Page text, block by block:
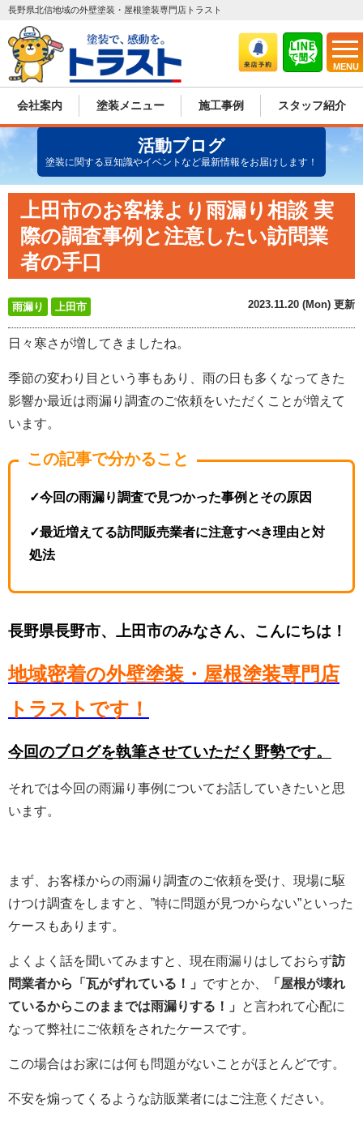
MENU
長野県北信地域の外壁塗装・屋根塗装専門店トラスト
会社案内 塗装メニュー 施工事例 スタッフ紹介
活動ブログ
塗装に関する豆知識やイベントなど最新情報をお届けします！
上田市のお客様より雨漏り相談 実
際の調査事例と注意したい訪問業
者の手口
雨漏り 上田市 2023.11.20 (Mon) 更新
日々寒さが増してきましたね。
季節の変わり目という事もあり、雨の日も多くなってきた
影響か最近は雨漏り調査のご依頼をいただくことが増えて
います。
この記事で分かること
✓今回の雨漏り調査で見つかった事例とその原因
✓最近増えてる訪問販売業者に注意すべき理由と対
処法
長野県長野市、上田市のみなさん、こんにちは！
地域密着の外壁塗装・屋根塗装専門店
トラストです！
今回のブログを執筆させていただく野勢です。
それでは今回の雨漏り事例についてお話していきたいと思
います。
まず、お客様からの雨漏り調査のご依頼を受け、現場に駆
けつけ調査をしますと、”特に問題が見つからない”といった
ケースもあります。
よくよく話を聞いてみますと、現在雨漏りはしておらず訪
問業者から「瓦がずれている！」 ですとか、
「屋根が壊れ
ているからこのままでは雨漏りする！」
と言われて心配に
なって弊社にご依頼をされたケースです。
この場合はお家には何も問題がないことがほとんどです。
不安を煽ってくるような訪販業者にはご注意ください。